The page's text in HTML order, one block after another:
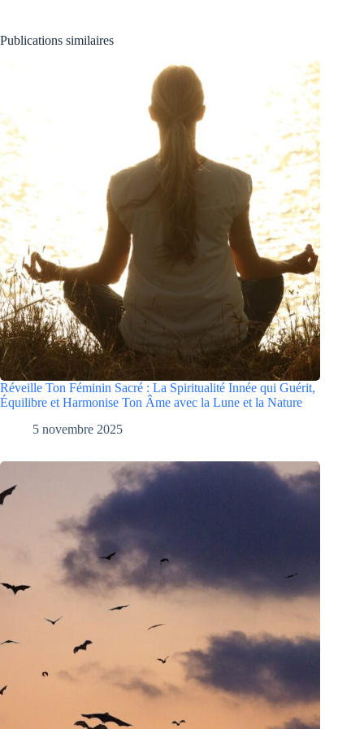
Publications similaires
Réveille Ton Féminin Sacré : La Spiritualité Innée qui Guérit,
Équilibre et Harmonise Ton Âme avec la Lune et la Nature
5 novembre 2025